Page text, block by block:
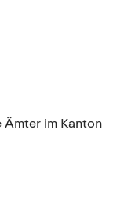
im Kanton